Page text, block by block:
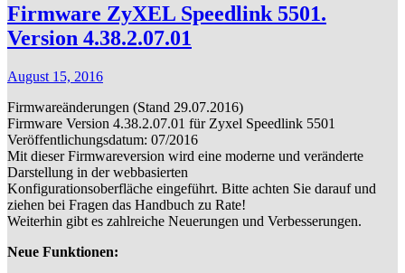
Firmware ZyXEL Speedlink 5501.
Version 4.38.2.07.01
August 15, 2016
Firmwareänderungen (Stand 29.07.2016)
Firmware Version 4.38.2.07.01 für Zyxel Speedlink 5501
Veröffentlichungsdatum: 07/2016
Mit dieser Firmwareversion wird eine moderne und veränderte
Darstellung in der webbasierten
Konfigurationsoberfläche eingeführt. Bitte achten Sie darauf und
ziehen bei Fragen das Handbuch zu Rate!
Weiterhin gibt es zahlreiche Neuerungen und Verbesserungen.
Neue Funktionen: